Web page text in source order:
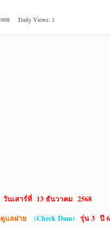
Daily Views: 1
วันเสาร์ที่ 13 ธันวาคม 2568
แลฝาย
(Check Dam) รุ่น 3 ปี